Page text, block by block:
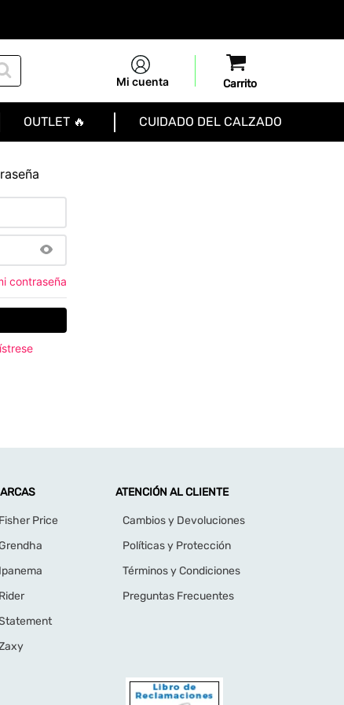
Mi cuenta
OUTLET 🔥 CUIDADO DEL CALZADO
contraseña
la Política de Protección de Datos Personales y